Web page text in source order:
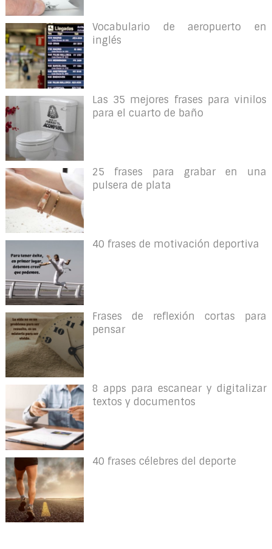
Vocabulario de aeropuerto en
inglés
Las 35 mejores frases para vinilos
para el cuarto de baño
25 frases para grabar en una
pulsera de plata
40 frases de motivación deportiva
Frases de reflexión cortas para
pensar
8 apps para escanear y digitalizar
textos y documentos
40 frases célebres del deporte